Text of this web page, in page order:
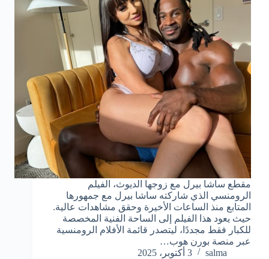
مقطع ساشا بيرل مع زوجها الديوث، الفيلم
الرومنسي الذي شاركته ساشا بيرل مع جمهورها
المتابع منذ الساعات الأخيرة وحقق مشاهدات عالية.
حيث يعود هذا الفيلم إلى الساحة الفنية المخصصة
للكبار فقط مجددًا، ليتصدر قائمة الأفلام الرومنسية
عبر منصة بورن هوب…
salma
3 أكتوبر، 2025